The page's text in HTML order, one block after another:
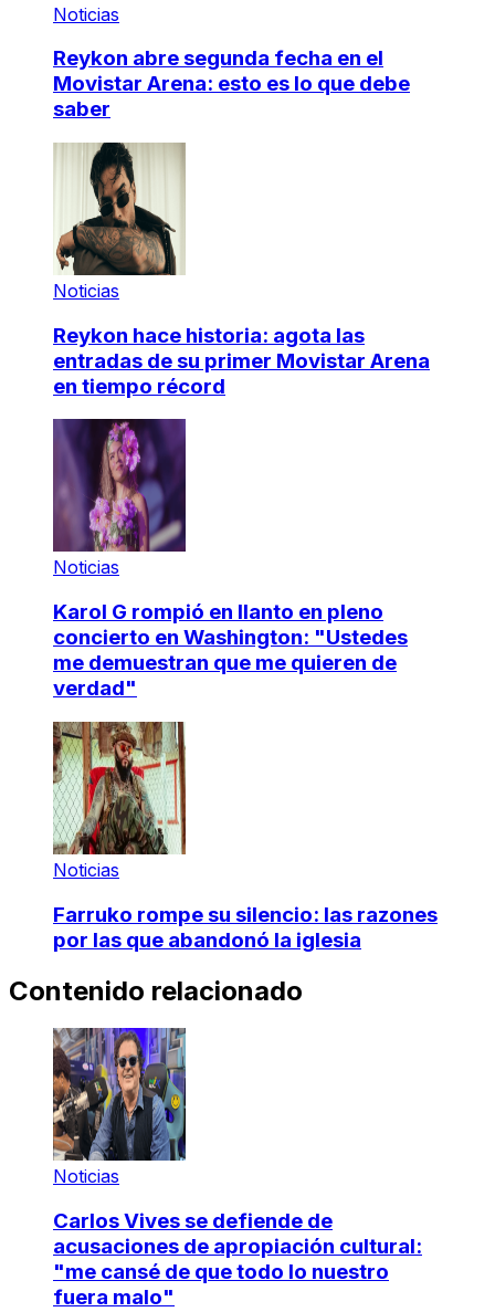
Noticias
Reykon abre segunda fecha en el
Movistar Arena: esto es lo que debe
saber
Noticias
Reykon hace historia: agota las
entradas de su primer Movistar Arena
en tiempo récord
Noticias
Karol G rompió en llanto en pleno
concierto en Washington: "Ustedes
me demuestran que me quieren de
verdad"
Noticias
Farruko rompe su silencio: las razones
por las que abandonó la iglesia
Contenido relacionado
Noticias
Carlos Vives se defiende de
acusaciones de apropiación cultural:
"me cansé de que todo lo nuestro
fuera malo"